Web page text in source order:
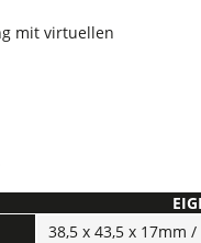
38,5 x 43,5 x 17mm